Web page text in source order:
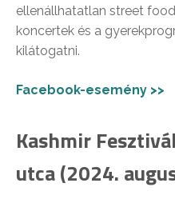
ellenállhatatlan street
koncertek és a
kilátogatni.
Facebook-esemény >>
Kashmir
utca (2024.